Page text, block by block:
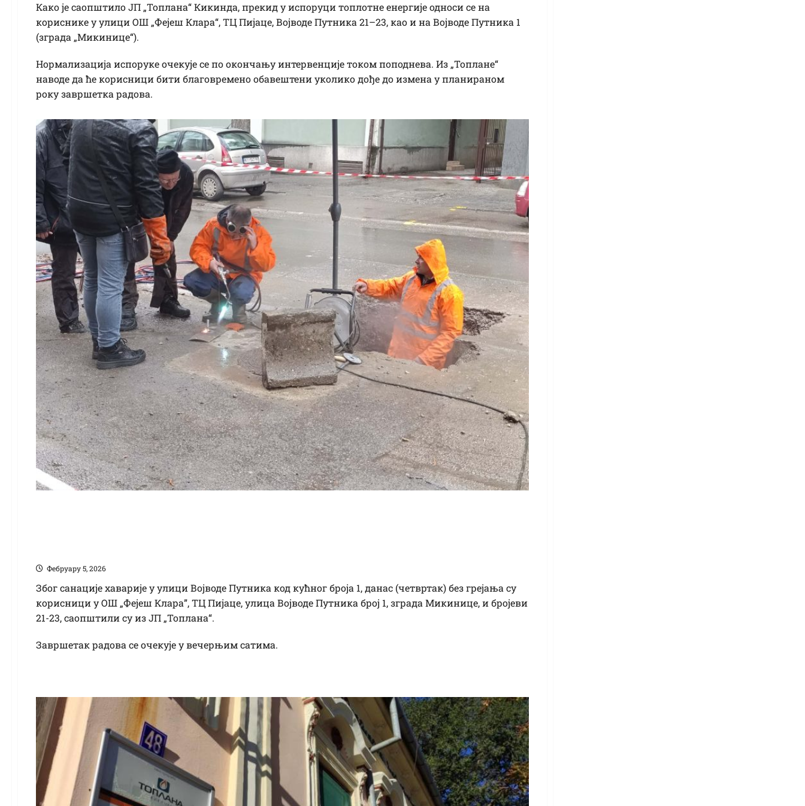
Како је саопштило ЈП „Топлана“ Кикинда, прекид у испоруци топлотне енергије односи се на
кориснике у улици ОШ „Фејеш Клара“, ТЦ Пијаце, Војводе Путника 21–23, као и на Војводе Путника 1
(зграда „Микинице“).
Нормализација испоруке очекује се по окончању интервенције током поподнева. Из „Топлане“
наводе да ће корисници бити благовремено обавештени уколико дође до измена у планираном
року завршетка радова.
Фебруарy 5, 2026
Због санације хаварије у улици Војводе Путника код кућног броја 1, данас (четвртак) без грејања су
корисници у ОШ „Фејеш Клара”, ТЦ Пијаце, улица Војводе Путника број 1, зграда Микинице, и бројеви
21-23, саопштили су из ЈП „Топлана“.
Завршетак радова се очекује у вечерњим сатима.